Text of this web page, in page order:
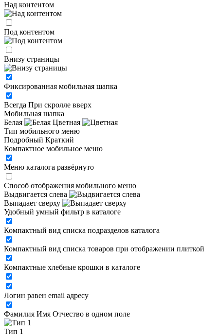
Над контентом
Под контентом
Внизу страницы
Фиксированная мобильная шапка
Всегда При скролле вверх
Мобильная шапка
Белая
Цветная
Тип мобильного меню
Подробный Краткий
Компактное мобильное меню
Меню каталога развёрнуто
Способ отображения мобильного меню
Выдвигается слева
Выпадает сверху
Удобный умный фильтр в каталоге
Компактный вид списка подразделов каталога
Компактный вид списка товаров при отображении плиткой
Компактные хлебные крошки в каталоге
Логин равен email адресу
Фамилия Имя Отчество в одном поле
Тип 1